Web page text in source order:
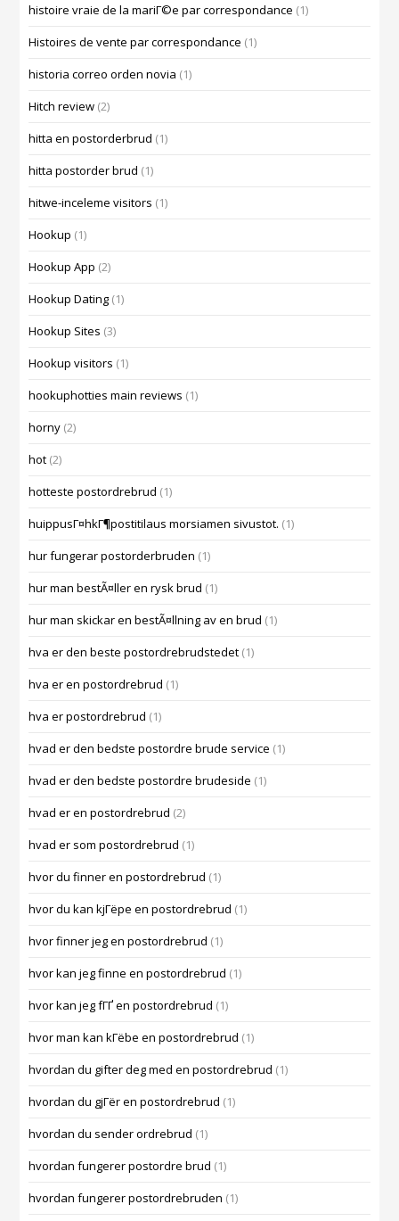
histoire vraie de la mariГ©e par correspondance (1)
Histoires de vente par correspondance (1)
historia correo orden novia (1)
Hitch review (2)
hitta en postorderbrud (1)
hitta postorder brud (1)
hitwe-inceleme visitors (1)
Hookup (1)
Hookup App (2)
Hookup Dating (1)
Hookup Sites (3)
Hookup visitors (1)
hookuphotties main reviews (1)
horny (2)
hot (2)
hotteste postordrebrud (1)
huippusГ¤hkГ¶postitilaus morsiamen sivustot. (1)
hur fungerar postorderbruden (1)
hur man bestÃ¤ller en rysk brud (1)
hur man skickar en bestÃ¤llning av en brud (1)
hva er den beste postordrebrudstedet (1)
hva er en postordrebrud (1)
hva er postordrebrud (1)
hvad er den bedste postordre brude service (1)
hvad er den bedste postordre brudeside (1)
hvad er en postordrebrud (2)
hvad er som postordrebrud (1)
hvor du finner en postordrebrud (1)
hvor du kan kjГёpe en postordrebrud (1)
hvor finner jeg en postordrebrud (1)
hvor kan jeg finne en postordrebrud (1)
hvor kan jeg fГҐ en postordrebrud (1)
hvor man kan kГёbe en postordrebrud (1)
hvordan du gifter deg med en postordrebrud (1)
hvordan du gjГёr en postordrebrud (1)
hvordan du sender ordrebrud (1)
hvordan fungerer postordre brud (1)
hvordan fungerer postordrebruden (1)